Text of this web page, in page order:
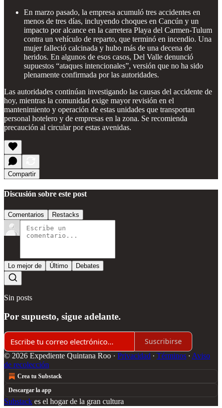
En marzo pasado, la empresa acumuló tres accidentes en
menos de tres días, incluyendo choques en Cancún y un
impacto por alcance en la carretera Playa del Carmen-Tulum
contra un vehículo de reparto, que terminó en incendio. Una
mujer falleció calcinada y hubo más de una decena de
heridos. En algunos de esos casos, Del Valle denunció
supuestos “ataques intencionales”, versión que no ha sido
plenamente confirmada por las autoridades.
Las autoridades continúan investigando las causas del accidente de
hoy, mientras la comunidad exige mayor revisión en el
mantenimiento y operación de estas unidades que transportan
personal hotelero y de empresas en la zona. Se recomienda
precaución al circular por estas avenidas.
Compartir
Discusión sobre este post
Comentarios Restacks
Lo mejor de Último Debates
Sin posts
Por supuesto, sigue adelante.
Suscribirse
© 2026 Expediente Quintana Roo · Privacidad ∙ Términos ∙ Aviso
de recolección
Crea tu Substack
Descargar la app
Substack es el hogar de la gran cultura